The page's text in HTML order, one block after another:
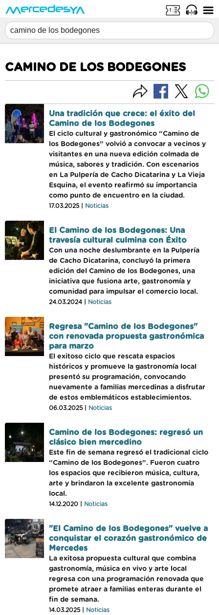
CAMINO DE LOS BODEGONES
Una tradición que crece: el éxito del
Camino de los Bodegones
El ciclo cultural y gastronómico “Camino de
los Bodegones” volvió a convocar a vecinos y
visitantes en una nueva edición colmada de
música, sabores y tradición. Con escenarios
en La Pulpería de Cacho Dicatarina y La Vieja
Esquina, el evento reafirmó su importancia
como punto de encuentro en la ciudad.
17.03.2025 | Noticias
El Camino de los Bodegones: Una
travesía cultural culmina con Éxito
Con una noche deslumbrante en la Pulpería
de Cacho Dicatarina, concluyó la primera
edición del Camino de los Bodegones, una
iniciativa que fusiona arte, gastronomía y
comunidad para impulsar el comercio local.
24.03.2024 | Noticias
Regresa "Camino de los Bodegones"
con renovada propuesta gastronómica
para marzo
El exitoso ciclo que rescata espacios
históricos y promueve la gastronomía local
presentó su programación, convocando
nuevamente a familias mercedinas a disfrutar
de estos emblemáticos establecimientos.
06.03.2025 | Noticias
Camino de los Bodegones: regresó un
clásico bien mercedino
Este fin de semana regresó el tradicional ciclo
“Camino de los Bodegones”. Fueron cuatro
los espacios que recibieron música, cultura,
arte y brindaron la excelente gastronomía
local.
14.12.2020 | Noticias
"El Camino de los Bodegones" vuelve a
conquistar el corazón gastronómico de
Mercedes
La exitosa propuesta cultural que combina
gastronomía, música en vivo y arte local
regresa con una programación renovada que
promete atraer a familias enteras durante el
fin de semana.
14.03.2025 | Noticias